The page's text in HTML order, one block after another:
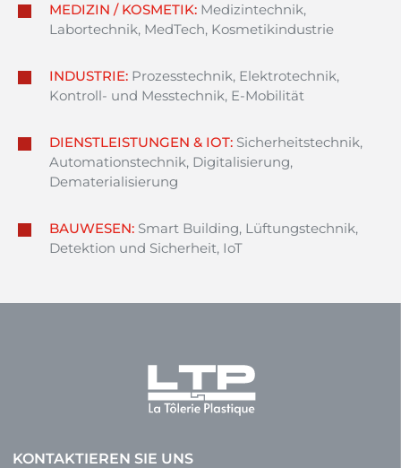
MEDIZIN / KOSMETIK: Medizintechnik,
Labortechnik, MedTech, Kosmetikindustrie
INDUSTRIE: Prozesstechnik, Elektrotechnik,
Kontroll- und Messtechnik, E-Mobilität
DIENSTLEISTUNGEN & IOT: Sicherheitstechnik,
Automationstechnik, Digitalisierung,
Dematerialisierung
BAUWESEN: Smart Building, Lüftungstechnik,
Detektion und Sicherheit, IoT
KONTAKTIEREN SIE UNS